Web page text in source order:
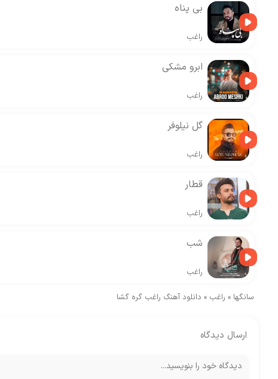
بی پناه
راغب
ابرو مشکی
راغب
گل نیلوفر
راغب
قطار
راغب
شب
راغب
سانگها » راغب » دانلود آهنگ راغب گره گشا
ارسال دیدگاه